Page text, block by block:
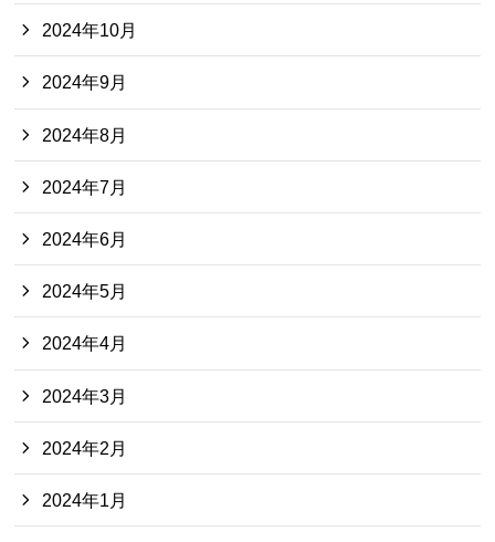
2024年10月
2024年9月
2024年8月
2024年7月
2024年6月
2024年5月
2024年4月
2024年3月
2024年2月
2024年1月